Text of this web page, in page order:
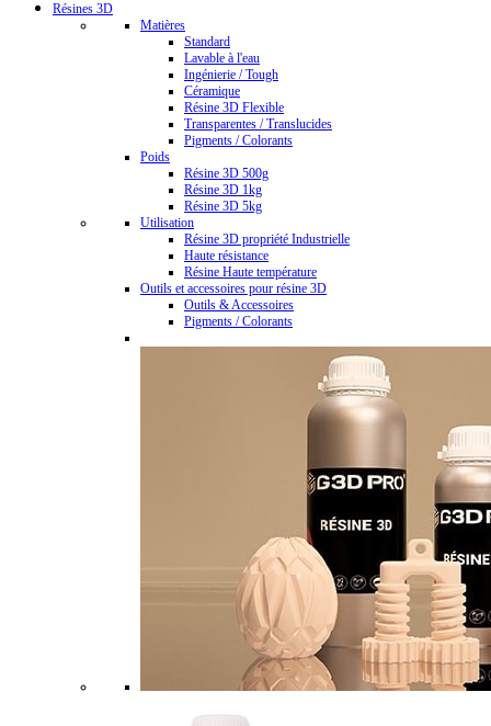
Résines 3D
Matières
Standard
Lavable à l'eau
Ingénierie / Tough
Céramique
Résine 3D Flexible
Transparentes / Translucides
Pigments / Colorants
Poids
Résine 3D 500g
Résine 3D 1kg
Résine 3D 5kg
Utilisation
Résine 3D propriété Industrielle
Haute résistance
Résine Haute température
Outils et accessoires pour résine 3D
Outils & Accessoires
Pigments / Colorants